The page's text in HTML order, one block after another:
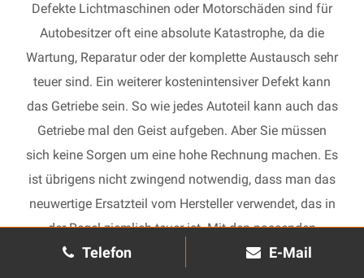
Telefon E-Mail
Defekte Lichtmaschinen oder Motorschäden sind für
Autobesitzer oft eine absolute Katastrophe, da die
Wartung, Reparatur oder der komplette Austausch sehr
teuer sind. Ein weiterer kostenintensiver Defekt kann
das Getriebe sein. So wie jedes Autoteil kann auch das
Getriebe mal den Geist aufgeben. Aber Sie müssen
sich keine Sorgen um eine hohe Rechnung machen. Es
ist übrigens nicht zwingend notwendig, dass man das
neuwertige Ersatzteil vom Hersteller verwendet, das in
der Regel ziemlich teuer ist. Mit den passenden
Ersatzteilen kann jedes gebrauchte Getriebe schnell